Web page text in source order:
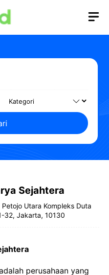
Sejahtera
Utara Kompleks Duta
32, Jakarta, 10130
perusahaan yang